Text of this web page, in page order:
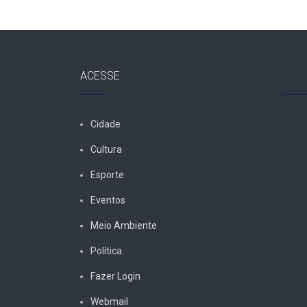
ACESSE
Cidade
Cultura
Esporte
Eventos
Meio Ambiente
Política
Fazer Login
Webmail